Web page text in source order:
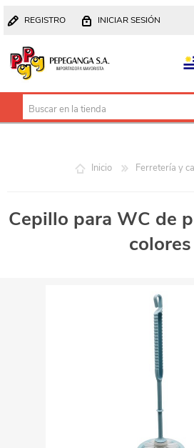
REGISTRO INICIAR SESIÓN
Inicio Ferretería y
Cepillo para WC de
colores